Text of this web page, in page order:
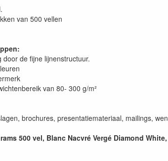
van 500 vellen
door de fijne lijnenstructuur.
van 80- 300 g/m²
brochures, presentatiemateriaal, mailings,
500 vel, Blanc Nacvré Vergé Diamond White,